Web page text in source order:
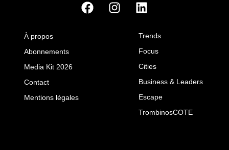
À propos
Abonnements
Media Kit 2026
Contact
Mentions légales
Trends
Focus
Cities
Business & Leaders
Escape
TrombinosCOTE